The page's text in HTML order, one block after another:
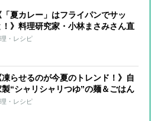
「夏カレー」はフライパンでサッ
！》料理研究家・小林まさみさん直
レシピ
・レシピ
凍らせるのが今夏のトレンド！》自
製“シャリシャリつゆ”の麺＆ごはん
シピ
・レシピ